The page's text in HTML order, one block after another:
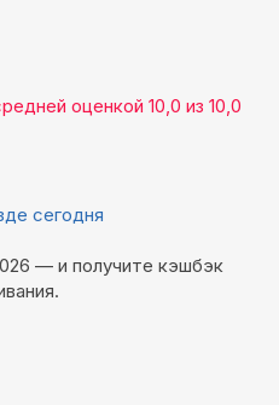
оценкой 10,0 из 10,0
сегодня
— и получите кэшбэк